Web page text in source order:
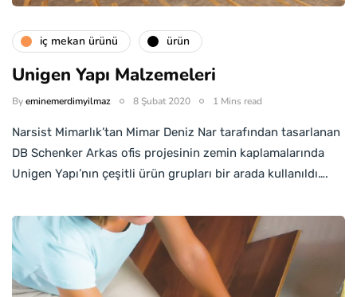
i̇ç mekan ürünü ürün
Unigen Yapı Malzemeleri
Byeminemerdimyilmaz 8 Şubat 2020 1 Mins read
Narsist Mimarlık’tan Mimar Deniz Nar tarafından tasarlanan
DB Schenker Arkas ofis projesinin zemin kaplamalarında
Unigen Yapı’nın çeşitli ürün grupları bir arada kullanıldı….